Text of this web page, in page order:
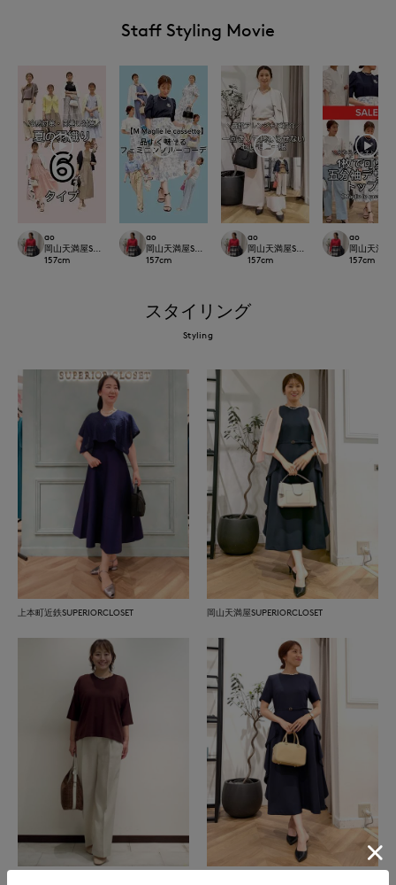
Staff Styling Movie
ao
岡山天満屋SUPERIORCLOSET
157cm
ao
岡山天満屋SUPERIORCLOSET
157cm
ao
岡山天満屋SUPERIORCLOSET
157cm
ao
岡山天満屋
157cm
スタイリング
Styling
上本町近鉄SUPERIORCLOSET 岡山天満屋SUPERIORCLOSET